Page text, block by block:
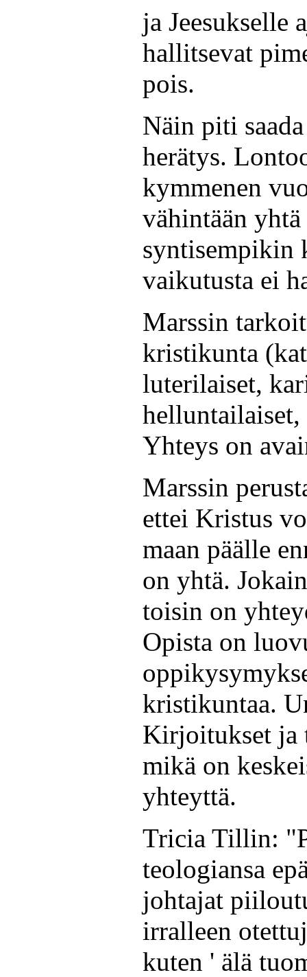
ja Jeesukselle
hallitsevat
pois.
Näin piti
herätys.
kymmenen
vähintään
syntisempikin
vaikutusta ei
Marssin
kristikunta
luterilaiset,
Yhteys on
Marssin
ettei Kristus
maan päälle
on yhtä.
toisin on
Opista on
kristikuntaa.
Kirjoitukset ja
mikä on
yhteyttä.
Tricia Tillin:
teologiansa
johtajat
irralleen
kuten ' älä